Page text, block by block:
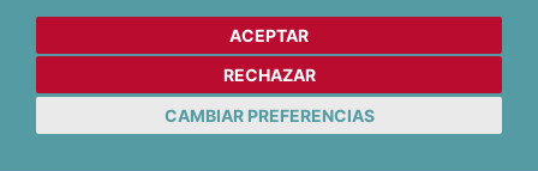
ACEPTAR
RECHAZAR
CAMBIAR PREFERENCIAS